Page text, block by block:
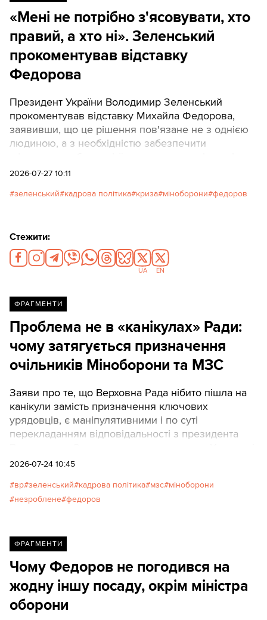
«Мені не потрібно з'ясовувати, хто
правий, а хто ні». Зеленський
прокоментував відставку
Федорова
Президент України Володимир Зеленський
прокоментував відставку Михайла Федорова,
заявивши, що це рішення пов'язане не з однією
людиною, а з необхідністю забезпечити
час війни.
2026-07-27 10:11
зеленський кадрова політика криза міноборони федоров
Стежити:
UA EN
ФРАГМЕНТИ
Проблема не в «канікулах» Ради:
чому затягується призначення
очільників Міноборони та МЗС
Заяви про те, що Верховна Рада нібито пішла на
канікули замість призначення ключових
урядовців, є маніпулятивними і по суті
перекладанням відповідальності з президента
заяви озвучили депутати-блогери Железняк і
2026-07-24 10:45
вр зеленський кадрова політика мзс міноборони
незроблене федоров
ФРАГМЕНТИ
Чому Федоров не погодився на
жодну іншу посаду, окрім міністра
оборони